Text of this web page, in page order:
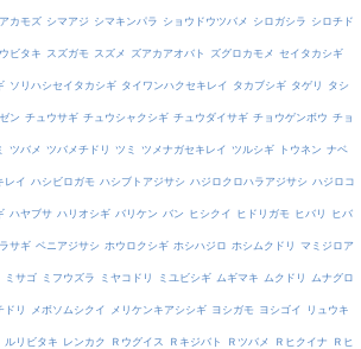
カモズ シマアジ シマキンパラ ショウドウツバメ シロガシラ シロチド
ビタキ スズガモ スズメ ズアカアオバト ズグロカモメ セイタカシギ
ソリハシセイタカシギ タイワンハクセキレイ タカブシギ タゲリ タシ
ン チュウサギ チュウシャクシギ チュウダイサギ チョウゲンボウ チョ
ツバメ ツバメチドリ ツミ ツメナガセキレイ ツルシギ トウネン ナベ
レイ ハシビロガモ ハシブトアジサシ ハジロクロハラアジサシ ハジロコ
ハヤブサ ハリオシギ バリケン バン ヒシクイ ヒドリガモ ヒバリ ヒバ
サギ ベニアジサシ ホウロクシギ ホシハジロ ホシムクドリ マミジロア
ミサゴ ミフウズラ ミヤコドリ ミユビシギ ムギマキ ムクドリ ムナグロ
ドリ メボソムシクイ メリケンキアシシギ ヨシガモ ヨシゴイ リュウキ
ルリビタキ レンカク Ｒウグイス Ｒキジバト Ｒツバメ Ｒヒクイナ Ｒヒ